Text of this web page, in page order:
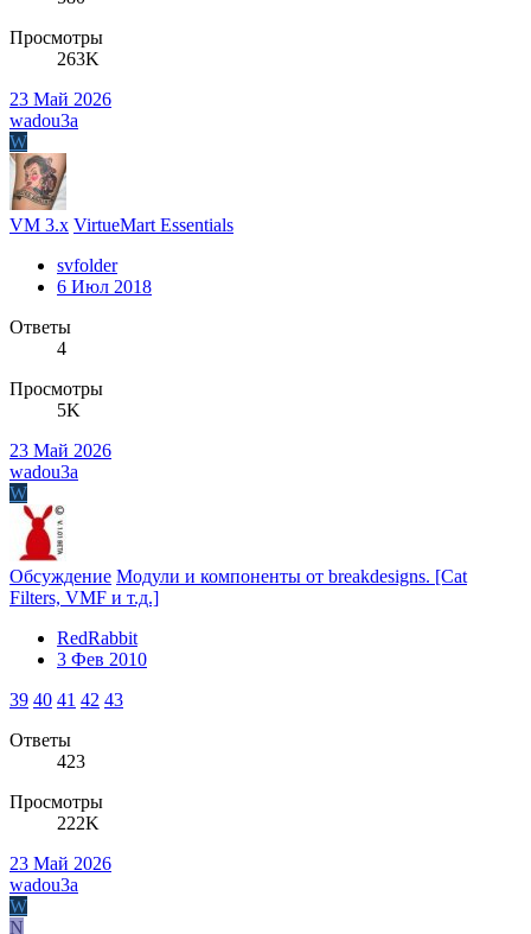
Просмотры
263K
23 Май 2026
wadou3a
W
VM 3.x VirtueMart Essentials
svfolder
6 Июл 2018
Ответы
4
Просмотры
5K
23 Май 2026
wadou3a
W
Обсуждение Модули и компоненты от breakdesigns. [Cat
Filters, VMF и т.д.]
RedRabbit
3 Фев 2010
39 40 41 42 43
Ответы
423
Просмотры
222K
23 Май 2026
wadou3a
W
N